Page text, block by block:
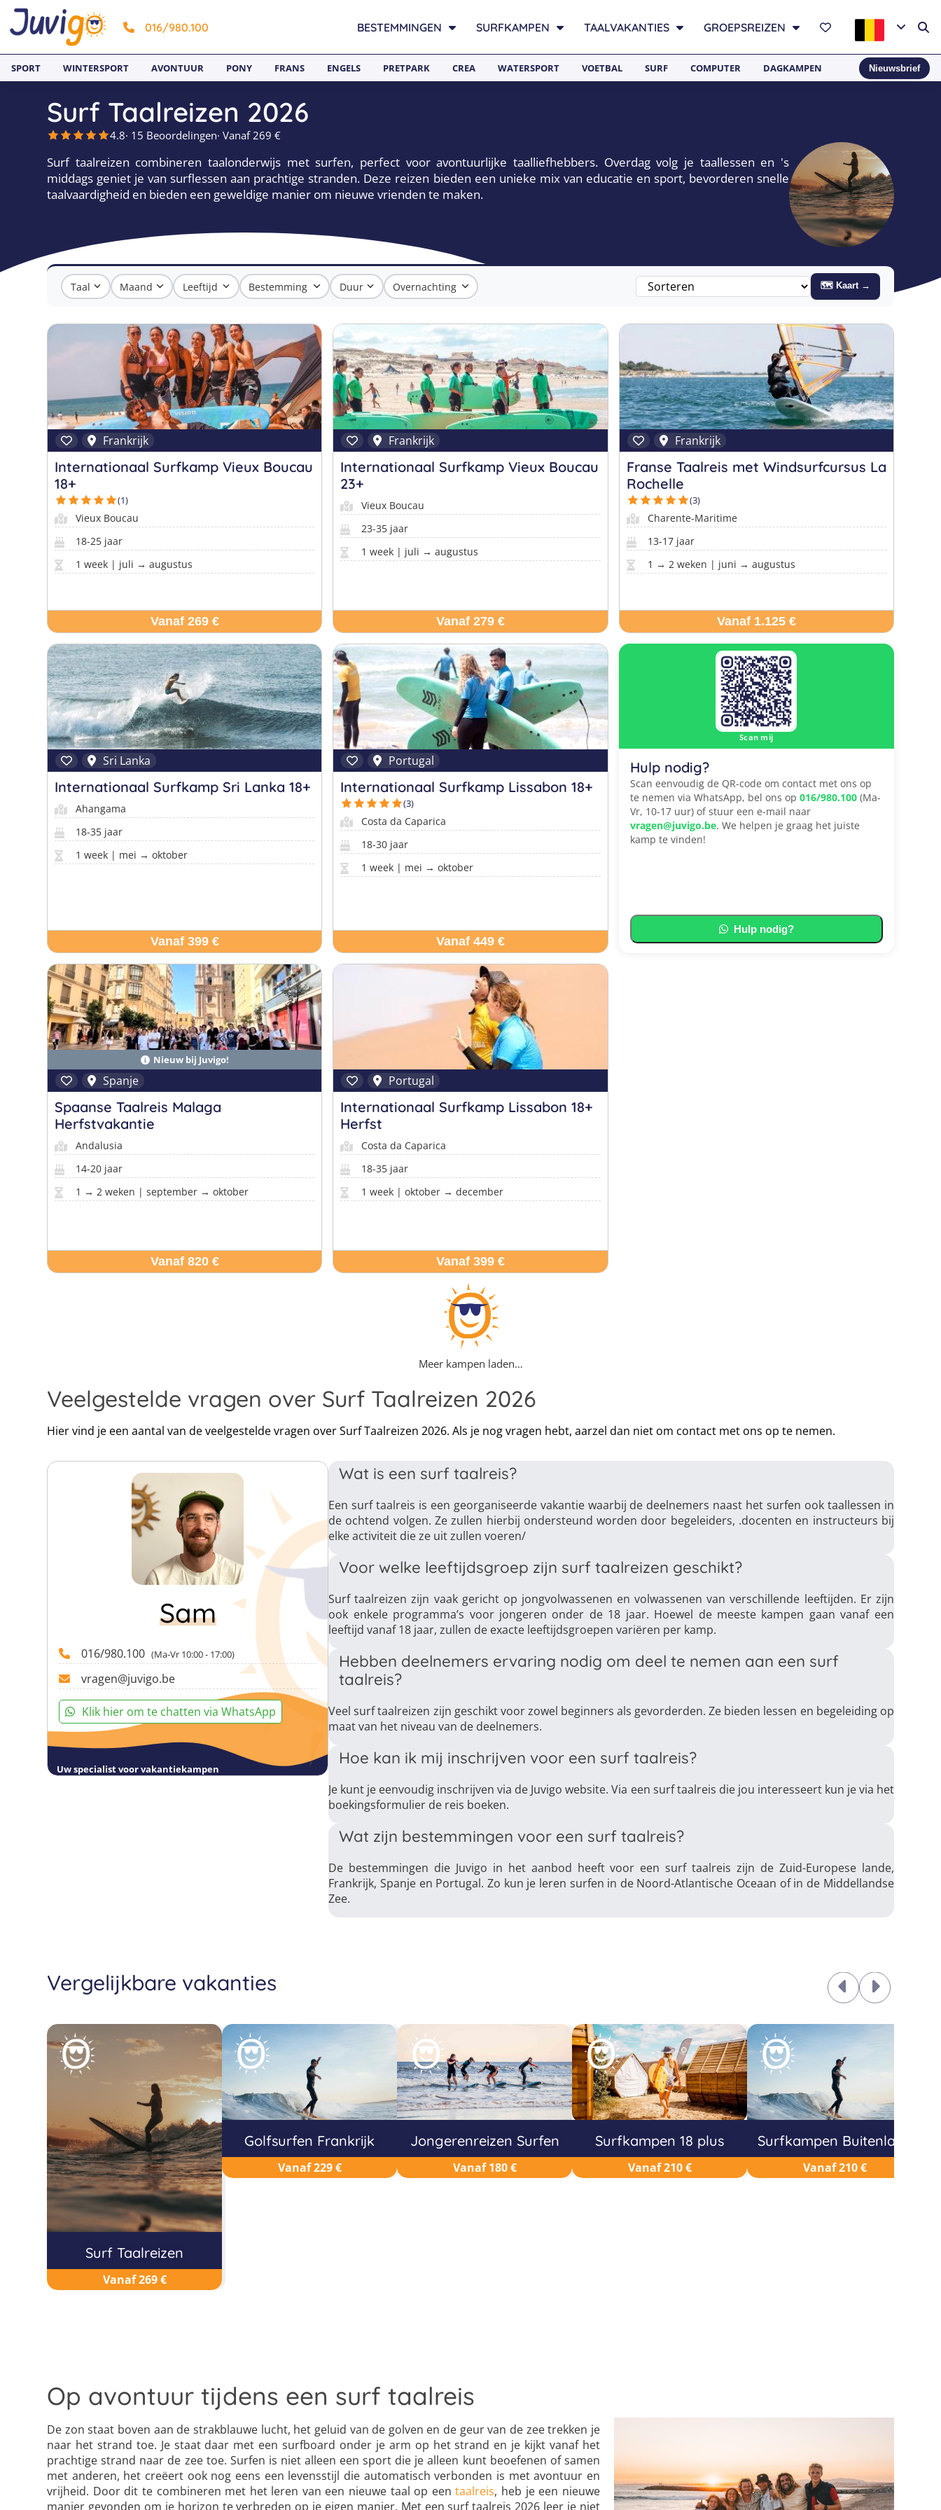
016/980.100 BESTEMMINGEN SURFKAMPEN TAALVAKANTIES GROEPSREIZEN
SPORT WINTERSPORT AVONTUUR PONY FRANS ENGELS PRETPARK CREA WATERSPORT VOETBAL SURF COMPUTER DAGKAMPEN Nieuwsbrief
Surf Taalreizen 2026
4.8· 15 Beoordelingen· Vanaf 269 €
Surf taalreizen combineren taalonderwijs met surfen, perfect voor avontuurlijke taalliefhebbers. Overdag volg je taallessen en 's
middags geniet je van surflessen aan prachtige stranden. Deze reizen bieden een unieke mix van educatie en sport, bevorderen snelle
taalvaardigheid en bieden een geweldige manier om nieuwe vrienden te maken.
Taal Maand Leeftijd Bestemming Duur Overnachting 🗺 Kaart →
Frankrijk
Internationaal Surfkamp Vieux Boucau
18+
(1)
Vieux Boucau
18-25 jaar
1 week | juli → augustus
Vanaf 269 €
Frankrijk
Internationaal Surfkamp Vieux Boucau
23+
Vieux Boucau
23-35 jaar
1 week | juli → augustus
Vanaf 279 €
Frankrijk
Franse Taalreis met Windsurfcursus La
Rochelle
(3)
Charente-Maritime
13-17 jaar
1 → 2 weken | juni → augustus
Vanaf 1.125 €
Sri Lanka
Internationaal Surfkamp Sri Lanka 18+
Ahangama
18-35 jaar
1 week | mei → oktober
Vanaf 399 €
Portugal
Internationaal Surfkamp Lissabon 18+
(3)
Costa da Caparica
18-30 jaar
1 week | mei → oktober
Vanaf 449 €
Scan mij
Hulp nodig?
Scan eenvoudig de QR-code om contact met ons op
te nemen via WhatsApp, bel ons op 016/980.100(Ma-
Vr, 10-17 uur) of stuur een e-mail naar
vragen@juvigo.be. We helpen je graag het juiste
kamp te vinden!
Hulp nodig?
Nieuw bij Juvigo!
Spanje
Spaanse Taalreis Malaga
Herfstvakantie
Andalusia
14-20 jaar
1 → 2 weken | september → oktober
Vanaf 820 €
Portugal
Internationaal Surfkamp Lissabon 18+
Herfst
Costa da Caparica
18-35 jaar
1 week | oktober → december
Vanaf 399 €
Meer kampen laden…
Veelgestelde vragen over Surf Taalreizen 2026
Hier vind je een aantal van de veelgestelde vragen over Surf Taalreizen 2026. Als je nog vragen hebt, aarzel dan niet om contact met ons op te nemen.
Sam
016/980.100 (Ma-Vr 10:00 - 17:00)
vragen@juvigo.be
Klik hier om te chatten via WhatsApp
Uw specialist voor vakantiekampen
Wat is een surf taalreis?
Een surf taalreis is een georganiseerde vakantie waarbij de deelnemers naast het surfen ook taallessen in
de ochtend volgen. Ze zullen hierbij ondersteund worden door begeleiders, .docenten en instructeurs bij
elke activiteit die ze uit zullen voeren/
Voor welke leeftijdsgroep zijn surf taalreizen geschikt?
Surf taalreizen zijn vaak gericht op jongvolwassenen en volwassenen van verschillende leeftijden. Er zijn
ook enkele programma’s voor jongeren onder de 18 jaar. Hoewel de meeste kampen gaan vanaf een
leeftijd vanaf 18 jaar, zullen de exacte leeftijdsgroepen variëren per kamp.
Hebben deelnemers ervaring nodig om deel te nemen aan een surf
taalreis?
Veel surf taalreizen zijn geschikt voor zowel beginners als gevorderden. Ze bieden lessen en begeleiding op
maat van het niveau van de deelnemers.
Hoe kan ik mij inschrijven voor een surf taalreis?
Je kunt je eenvoudig inschrijven via de Juvigo website. Via een surf taalreis die jou interesseert kun je via het
boekingsformulier de reis boeken.
Wat zijn bestemmingen voor een surf taalreis?
De bestemmingen die Juvigo in het aanbod heeft voor een surf taalreis zijn de Zuid-Europese lande,
Frankrijk, Spanje en Portugal. Zo kun je leren surfen in de Noord-Atlantische Oceaan of in de Middellandse
Zee.
Vergelijkbare vakanties
Surf Taalreizen
Vanaf 269 €
Golfsurfen Frankrijk
Vanaf 229 €
Jongerenreizen Surfen
Vanaf 180 €
Surfkampen 18 plus
Vanaf 210 €
Surfkampen Buitenland
Vanaf 210 €
Op avontuur tijdens een surf taalreis
De zon staat boven aan de strakblauwe lucht, het geluid van de golven en de geur van de zee trekken je
naar het strand toe. Je staat daar met een surfboard onder je arm op het strand en je kijkt vanaf het
prachtige strand naar de zee toe. Surfen is niet alleen een sport die je alleen kunt beoefenen of samen
met anderen, het creëert ook nog eens een levensstijl die automatisch verbonden is met avontuur en
vrijheid. Door dit te combineren met het leren van een nieuwe taal op eentaalreis, heb je een nieuwe
manier gevonden om je horizon te verbreden op je eigen manier. Met een surf taalreis 2026 leer je niet